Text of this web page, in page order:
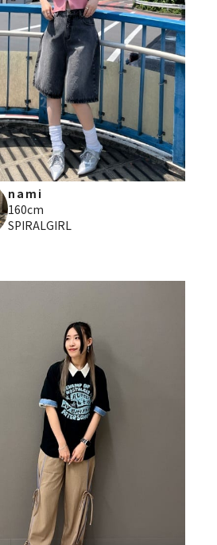
nami
160cm
SPIRALGIRL